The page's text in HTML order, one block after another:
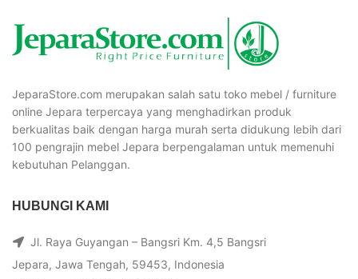
JeparaStore.com merupakan salah satu toko mebel / furniture
online Jepara terpercaya yang menghadirkan produk
berkualitas baik dengan harga murah serta didukung lebih dari
100 pengrajin mebel Jepara berpengalaman untuk memenuhi
kebutuhan Pelanggan.
HUBUNGI KAMI
Jl. Raya Guyangan – Bangsri Km. 4,5 Bangsri
Jepara, Jawa Tengah, 59453, Indonesia